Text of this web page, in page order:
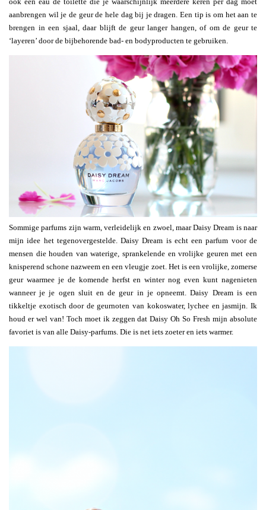
aanbrengen wil je de geur de hele dag bij je dragen. Een tip is om het aan te
brengen in een sjaal, daar blijft de geur langer hangen, of om de geur te
‘layeren’ door de bijbehorende bad- en bodyproducten te gebruiken.
Sommige parfums zijn warm, verleidelijk en zwoel, maar Daisy Dream is naar
mijn idee het tegenovergestelde. Daisy Dream is echt een parfum voor de
mensen die houden van waterige, sprankelende en vrolijke geuren met een
knisperend schone nazweem en een vleugje zoet. Het is een vrolijke, zomerse
geur waarmee je de komende herfst en winter nog even kunt nagenieten
wanneer je je ogen sluit en de geur in je opneemt. Daisy Dream is een
tikkeltje exotisch door de geurnoten van kokoswater, lychee en jasmijn. Ik
houd er wel van! Toch moet ik zeggen dat Daisy Oh So Fresh mijn absolute
favoriet is van alle Daisy-parfums. Die is net iets zoeter en iets warmer.